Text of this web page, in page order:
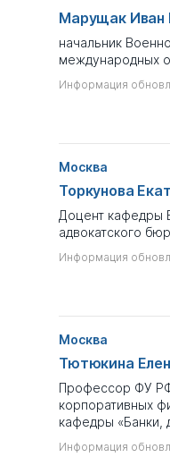
Марущак Иван
начальник
международных
Информация
Москва
Торкунова
Доцент кафедры
адвокатского
Информация
Москва
Тютюкина
Профессор ФУ
корпоративных
кафедры
Информация